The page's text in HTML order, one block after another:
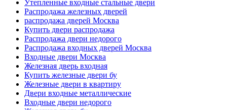
Утепленные входные стальные двери
Распродажа железных дверей
распродажа дверей Москва
Купить двери распродажа
Распродажа двери недорого
Распродажа входных дверей Москва
Входные двери Москва
Железная дверь входная
Купить железные двери бу
Железные двери в квартиру
Двери входные металлические
Входные двери недорого